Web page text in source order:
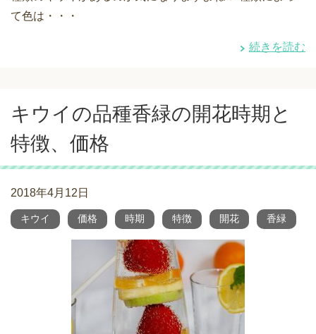
て色は・・・
続きを読む
キウイの品種香緑の開花時期と
特徴、価格
2018年4月12日
キウイ 価格 時期 特徴 開花 香緑